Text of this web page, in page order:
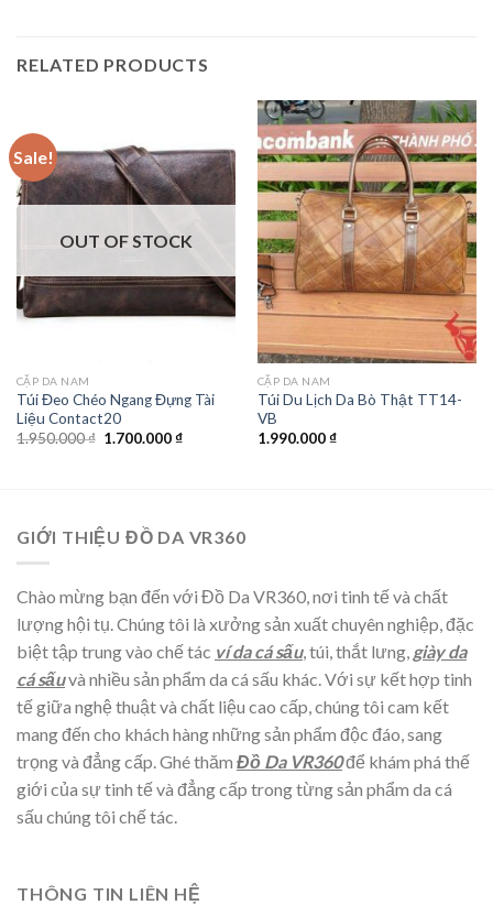
RELATED PRODUCTS
Sale!
OUT OF STOCK
CẶP DA NAM
Túi Đeo Chéo Ngang Đựng Tài
Liệu Contact20
1.950.000₫ 1.700.000₫
CẶP DA NAM
Túi Du Lịch Da Bò Thật TT14-
VB
1.990.000₫
GIỚI THIỆU ĐỒ DA VR360
Chào mừng bạn đến với Đồ Da VR360, nơi tinh tế và chất
lượng hội tụ. Chúng tôi là xưởng sản xuất chuyên nghiệp, đặc
biệt tập trung vào chế tác ví da cá sấu, túi, thắt lưng, giày da
cá sấuvà nhiều sản phẩm da cá sấu khác. Với sự kết hợp tinh
tế giữa nghệ thuật và chất liệu cao cấp, chúng tôi cam kết
mang đến cho khách hàng những sản phẩm độc đáo, sang
trọng và đẳng cấp. Ghé thăm Đồ Da VR360để khám phá thế
giới của sự tinh tế và đẳng cấp trong từng sản phẩm da cá
sấu chúng tôi chế tác.
THÔNG TIN LIÊN HỆ